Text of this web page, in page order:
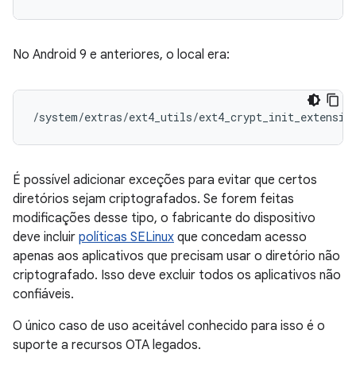
No Android 9 e anteriores, o local era:
/system/extras/ext4_utils/
É possível adicionar exceções para evitar que certos
diretórios sejam criptografados. Se forem feitas
modificações desse tipo, o fabricante do dispositivo
deve incluir políticas SELinux que concedam acesso
apenas aos aplicativos que precisam usar o diretório não
criptografado. Isso deve excluir todos os aplicativos não
confiáveis.
O único caso de uso aceitável conhecido para isso é o
suporte a recursos OTA legados.